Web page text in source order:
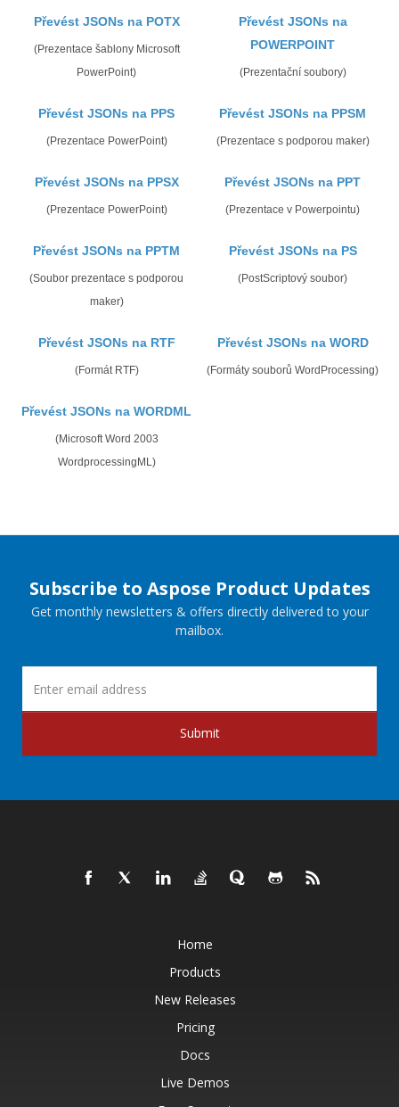
Převést JSONs na POTX
(Prezentace šablony Microsoft
PowerPoint)
Převést JSONs na
POWERPOINT
(Prezentační soubory)
Převést JSONs na PPS
(Prezentace PowerPoint)
Převést JSONs na PPSM
(Prezentace s podporou maker)
Převést JSONs na PPSX
(Prezentace PowerPoint)
Převést JSONs na PPT
(Prezentace v Powerpointu)
Převést JSONs na PPTM
(Soubor prezentace s podporou
maker)
Převést JSONs na PS
(PostScriptový soubor)
Převést JSONs na RTF
(Formát RTF)
Převést JSONs na WORD
(Formáty souborů WordProcessing)
Převést JSONs na WORDML
(Microsoft Word 2003
WordprocessingML)
Subscribe to Aspose Product Updates
Get monthly newsletters & offers directly delivered to your
mailbox.
Submit
Home
Products
New Releases
Pricing
Docs
Live Demos